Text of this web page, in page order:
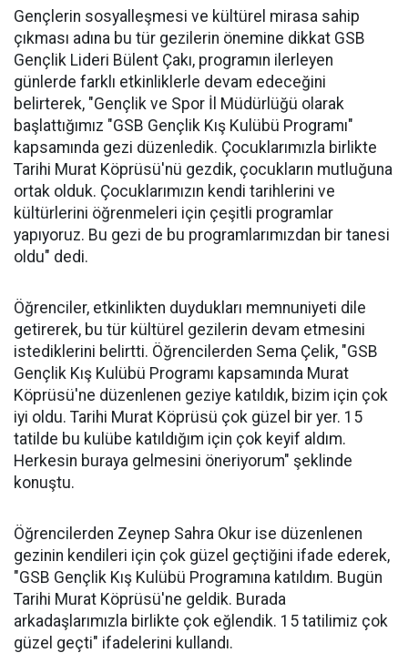
Gençlerin sosyalleşmesi ve kültürel mirasa sahip
çıkması adına bu tür gezilerin önemine dikkat GSB
Gençlik Lideri Bülent Çakı, programın ilerleyen
günlerde farklı etkinliklerle devam edeceğini
belirterek, "Gençlik ve Spor İl Müdürlüğü olarak
başlattığımız "GSB Gençlik Kış Kulübü Programı"
kapsamında gezi düzenledik. Çocuklarımızla birlikte
Tarihi Murat Köprüsü'nü gezdik, çocukların mutluğuna
ortak olduk. Çocuklarımızın kendi tarihlerini ve
kültürlerini öğrenmeleri için çeşitli programlar
yapıyoruz. Bu gezi de bu programlarımızdan bir tanesi
oldu" dedi.
Öğrenciler, etkinlikten duydukları memnuniyeti dile
getirerek, bu tür kültürel gezilerin devam etmesini
istediklerini belirtti. Öğrencilerden Sema Çelik, "GSB
Gençlik Kış Kulübü Programı kapsamında Murat
Köprüsü'ne düzenlenen geziye katıldık, bizim için çok
iyi oldu. Tarihi Murat Köprüsü çok güzel bir yer. 15
tatilde bu kulübe katıldığım için çok keyif aldım.
Herkesin buraya gelmesini öneriyorum" şeklinde
konuştu.
Öğrencilerden Zeynep Sahra Okur ise düzenlenen
gezinin kendileri için çok güzel geçtiğini ifade ederek,
"GSB Gençlik Kış Kulübü Programına katıldım. Bugün
Tarihi Murat Köprüsü'ne geldik. Burada
arkadaşlarımızla birlikte çok eğlendik. 15 tatilimiz çok
güzel geçti" ifadelerini kullandı.